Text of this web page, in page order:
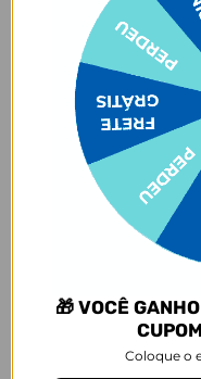
design slim, perfeita para
Contando com a qualidade
permanece quente por
disso, tem uma alça
mais fácil e conveniente.
Agora vem a melhor
estampas que agradam
amantes de futebol. E
personagens mais
qual for sua
esperando! Para o
garrafa é a escolha ideal
recomendamos colocar
- Capacidade: 500ml
🎁 VOCÊ
Coloque o